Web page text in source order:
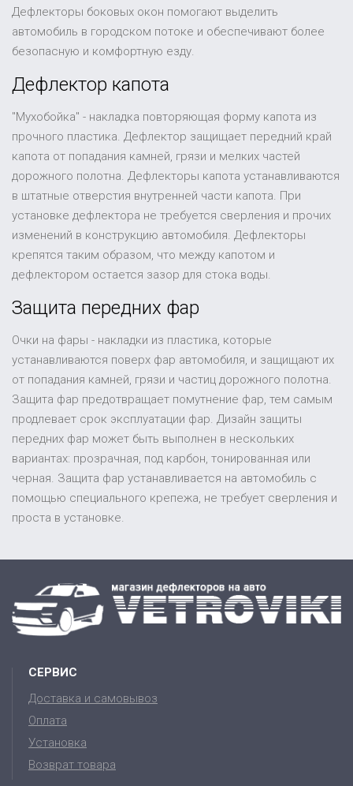
Дефлекторы боковых окон помогают выделить
автомобиль в городском потоке и обеспечивают более
безопасную и комфортную езду.
Дефлектор капота
"Мухобойка" - накладка повторяющая форму капота из
прочного пластика. Дефлектор защищает передний край
капота от попадания камней, грязи и мелких частей
дорожного полотна. Дефлекторы капота устанавливаются
в штатные отверстия внутренней части капота. При
установке дефлектора не требуется сверления и прочих
изменений в конструкцию автомобиля. Дефлекторы
крепятся таким образом, что между капотом и
дефлектором остается зазор для стока воды.
Защита передних фар
Очки на фары - накладки из пластика, которые
устанавливаются поверх фар автомобиля, и защищают их
от попадания камней, грязи и частиц дорожного полотна.
Защита фар предотвращает помутнение фар, тем самым
продлевает срок эксплуатации фар. Дизайн защиты
передних фар может быть выполнен в нескольких
вариантах: прозрачная, под карбон, тонированная или
черная. Защита фар устанавливается на автомобиль с
помощью специального крепежа, не требует сверления и
проста в установке.
СЕРВИС
Доставка и самовывоз
Оплата
Установка
Возврат товара